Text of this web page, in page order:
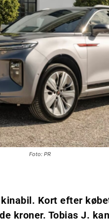
Foto: PR
Kort efter
kroner. Tobias J.